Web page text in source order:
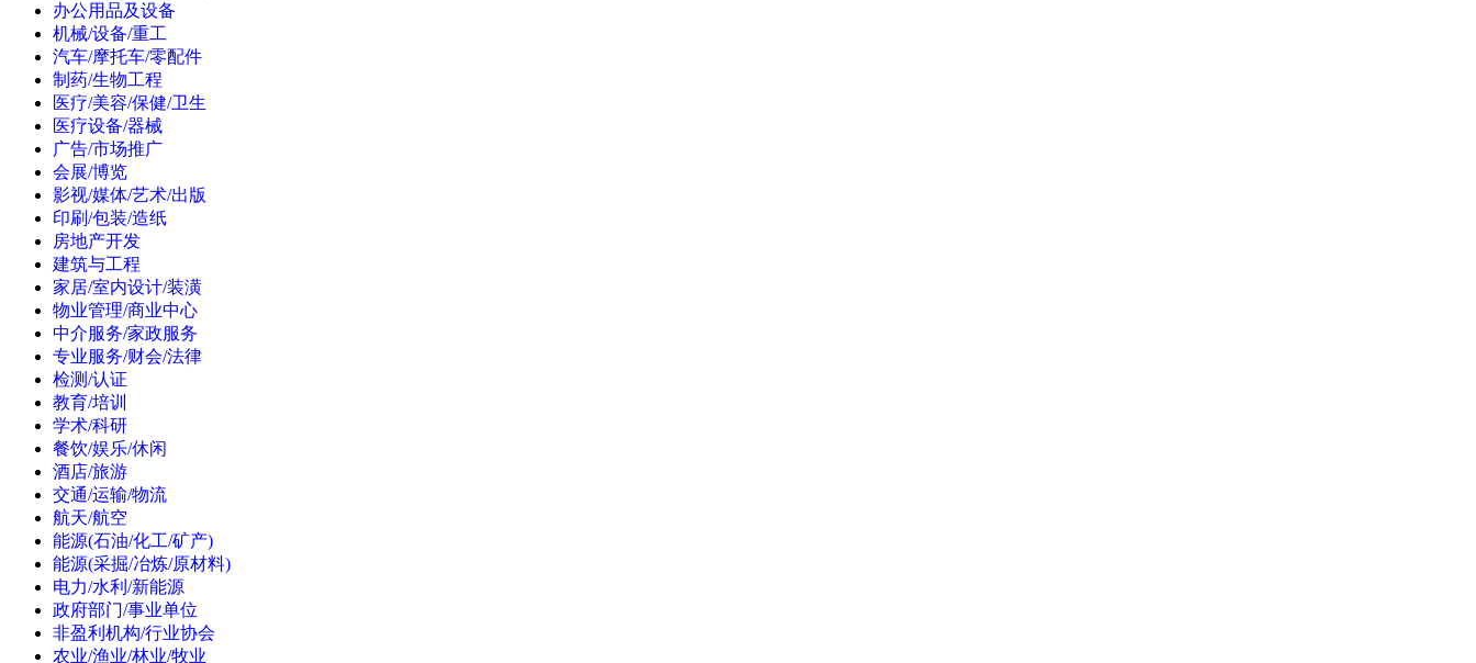
办公用品及设备
机械/设备/重工
汽车/摩托车/零配件
制药/生物工程
医疗/美容/保健/卫生
医疗设备/器械
广告/市场推广
会展/博览
影视/媒体/艺术/出版
印刷/包装/造纸
房地产开发
建筑与工程
家居/室内设计/装潢
物业管理/商业中心
中介服务/家政服务
专业服务/财会/法律
检测/认证
教育/培训
学术/科研
餐饮/娱乐/休闲
酒店/旅游
交通/运输/物流
航天/航空
能源(石油/化工/矿产)
能源(采掘/冶炼/原材料)
电力/水利/新能源
政府部门/事业单位
非盈利机构/行业协会
农业/渔业/林业/牧业